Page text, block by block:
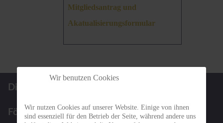
Mitgliedsantrag und
Akatualisierungsformular
Die BBGN
Förderpreis Termine
Wir benutzen Cookies
Wir nutzen Cookies auf unserer Website. Einige von ihnen
sind essenziell für den Betrieb der Seite, während andere uns